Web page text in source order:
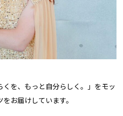
を、もっと自分らしく。」をモッ
お届けしています。